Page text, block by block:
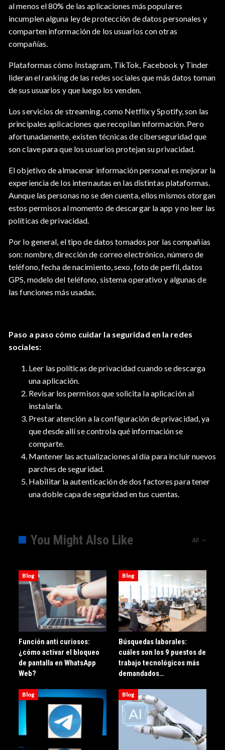
al menos el 80% de las aplicaciones más populares
incumplen alguna ley de protección de datos personales y
comparten información de los usuarios con otras
compañías.
Plataformas cómo Instagram, TikTok, Facebook y Tinder
lideran el ranking de las redes sociales que más datos toman
de sus usuarios y que luego los venden.
Los servicios de streaming, como Netflix y Spotify, son las
principales aplicaciones que recopilan información. Pero
afortunadamente, existen técnicas de ciberseguridad que
son clave para que los usuarios protejan su privacidad.
El objetivo de almacenar información personal es mejorar la
experiencia de los internautas en las distintas plataformas.
Aunque las personas no se den cuenta, ellos mismos otorgan
estos permisos al momento de descargar la app y no leer las
políticas de privacidad.
Por lo general, el tipo de datos tomados por las compañías
son: nombre, dirección de correo electrónico, número de
teléfono, fecha de nacimiento, sexo, foto de perfil, datos
GPS, modelo del teléfono, sistema operativo y algunas de
las funciones más usadas.
Paso a paso cómo cuidar la seguridad en la redes
sociales:
Leer las políticas de privacidad cuando se descarga
una aplicación.
Revisar los permisos que solicita la aplicación al
instalarla.
Prestar atención a la configuración de privacidad, ya
que desde allí se controla qué información se
comparte.
Mantener las actualizaciones al día para incluir nuevos
parches de seguridad.
Habilitar la autenticación de dos factores para tener
una doble capa de seguridad en tus cuentas.
All
You Might Also Like
Blog
Función anti curiosos:
¿cómo activar el bloqueo
de pantalla en WhatsApp
Web?
Blog
Búsquedas laborales:
cuáles son los 9 puestos de
trabajo tecnológicos más
demandados…
Blog Blog